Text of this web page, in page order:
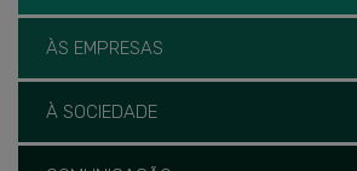
ÀS EMPRESAS
À SOCIEDADE